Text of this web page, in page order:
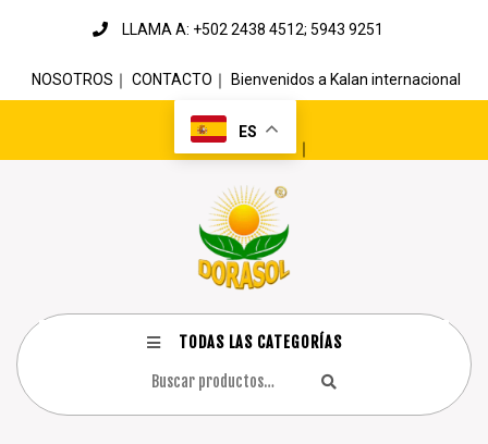
LLAMA A: +502 2438 4512; 5943 9251
NOSOTROS ｜ CONTACTO ｜ Bienvenidos a Kalan internacional
ES
｜
TODAS LAS CATEGORÍAS